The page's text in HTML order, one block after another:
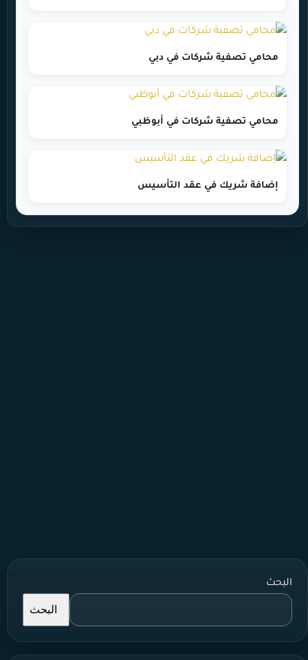
محامي تصفية شركات في دبي
محامي تصفية شركات في أبوظبي
إضافة شريك في عقد التأسيس
البحث
البحث